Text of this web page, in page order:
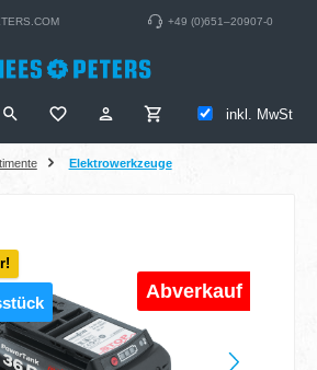
+49 (0)651–20907-0
inkl. MwSt
Elektrowerkzeuge
Abverkauf